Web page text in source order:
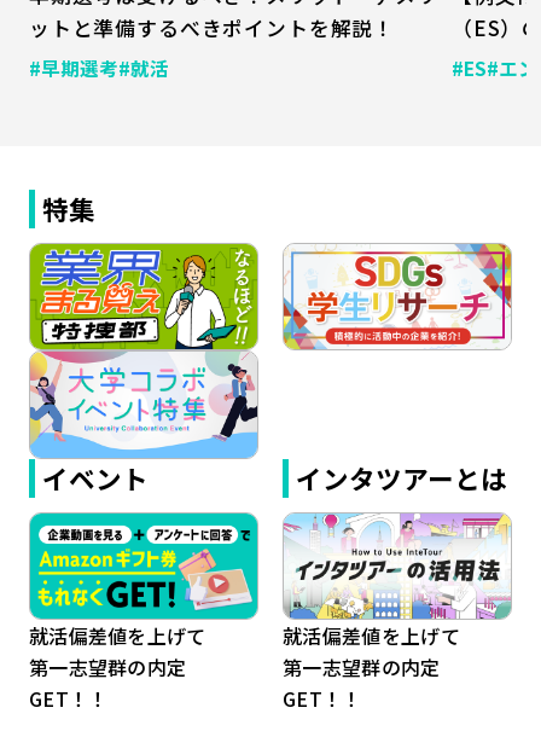
ットと準備するべきポイントを解説！
#早期選考#就活
（ES）
#ES#エ
特集
イベント
就活偏差値を上げて
第一志望群の内定
GET！！
インタツアーとは
就活偏差値を上げて
第一志望群の内定
GET！！